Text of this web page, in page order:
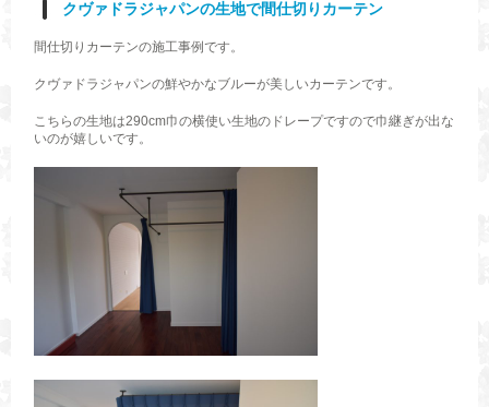
クヴァドラジャパンの生地で間仕切りカーテン
間仕切りカーテンの施工事例です。
クヴァドラジャパンの鮮やかなブルーが美しいカーテンです。
こちらの生地は290cm巾の横使い生地のドレープですので巾継ぎが出な
いのが嬉しいです。